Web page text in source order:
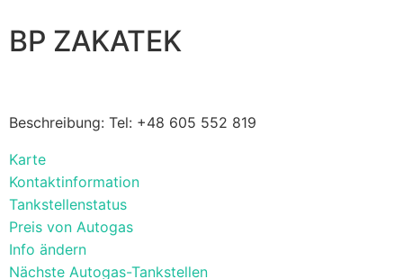
BP ZAKATEK
Beschreibung: Tel: +48 605 552 819
Karte
Kontaktinformation
Tankstellenstatus
Preis von Autogas
Info ändern
Nächste Autogas-Tankstellen